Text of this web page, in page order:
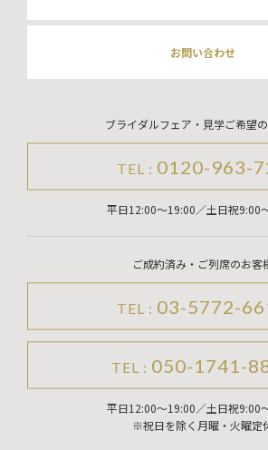
お問い合わせ
ブライダルフェア・見学ご希望
TEL : 0120-963-
平日12:00～19:00／土日祝9:00
ご成約済み・ご列席のお客
TEL : 03-5772-
TEL : 050-1741-
平日12:00～19:00／土日祝9:00
※祝日を除く月曜・火曜定